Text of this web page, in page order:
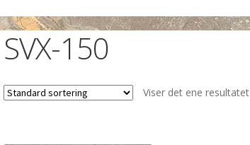
SVX-150
Viser det ene resultatet